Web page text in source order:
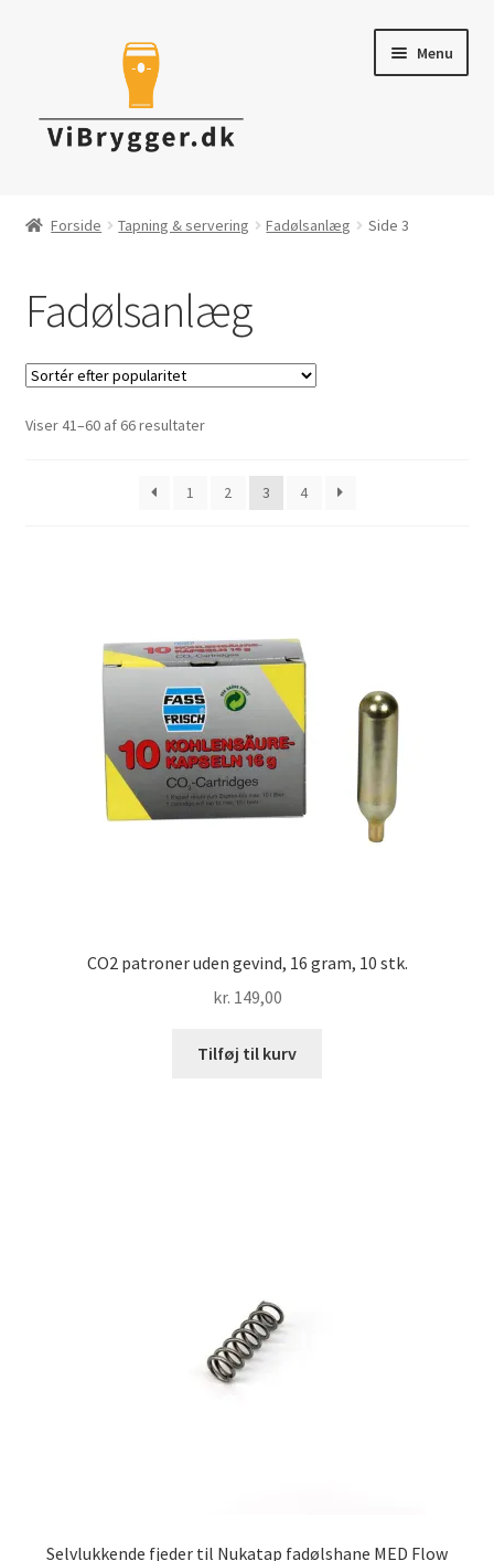
Menu
Tapning & Servering
Rengøring & desinficering
Tilbud
Forside Tapning & servering Fadølsanlæg Side 3
Fadølsanlæg
Viser 41–60 af 66 resultaterSorteret
popularitet
1
2 3 4
CO2 patroner uden gevind, 16 gram, 10 stk.
kr. 149,00
Tilføj til kurv
Selvlukkende fjeder til Nukatap fadølshane MED Flow